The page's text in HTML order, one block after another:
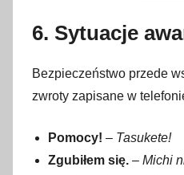
6. Sytuacje
Bezpieczeństwo przede
zwroty zapisane w
Pomocy! – Tasukete!
Zgubiłem się. – Michi